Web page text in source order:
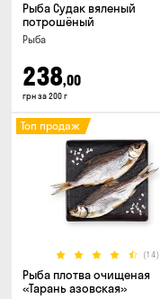
Рыба Судак вяленый
потрошёный
Рыба
238,00
грн за 200 г
(14)
Топ продаж
Рыба плотва очищеная
«Тарань азовская»